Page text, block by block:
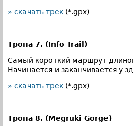
» скачать трек (*.gpx)
Тропа 7. (Info Trail)
Самый короткий маршрут
Начинается и заканчивается у
» скачать трек (*.gpx)
Тропа 8. (Megruki Gorge)